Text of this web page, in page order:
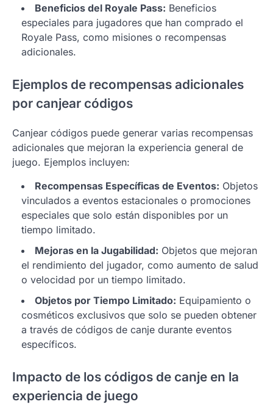
Beneficios del Royale Pass: Beneficios
especiales para jugadores que han comprado el
Royale Pass, como misiones o recompensas
adicionales.
Ejemplos de recompensas adicionales
por canjear códigos
Canjear códigos puede generar varias recompensas
adicionales que mejoran la experiencia general de
juego. Ejemplos incluyen:
Recompensas Específicas de Eventos: Objetos
vinculados a eventos estacionales o promociones
especiales que solo están disponibles por un
tiempo limitado.
Mejoras en la Jugabilidad: Objetos que mejoran
el rendimiento del jugador, como aumento de salud
o velocidad por un tiempo limitado.
Objetos por Tiempo Limitado: Equipamiento o
cosméticos exclusivos que solo se pueden obtener
a través de códigos de canje durante eventos
específicos.
Impacto de los códigos de canje en la
experiencia de juego